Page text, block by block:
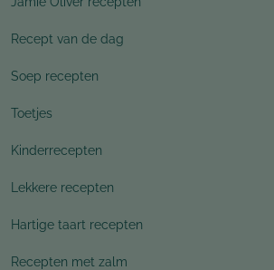
Recept van de dag
Soep recepten
Toetjes
Kinderrecepten
Lekkere recepten
Hartige taart recepten
Recepten met zalm